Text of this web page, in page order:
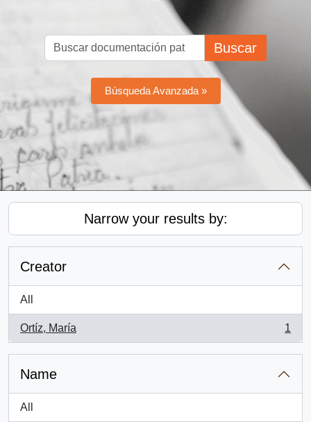
Buscar
Búsqueda Avanzada »
Narrow your results by:
Creator
All
Ortíz, María
, 1 results
1
Name
All